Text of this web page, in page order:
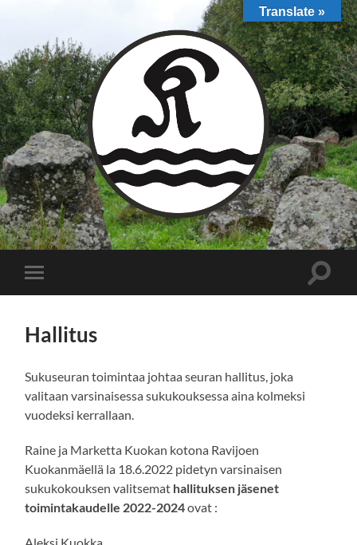
Toggle
mobile
Toggle
Hallitus
Sukuseuran toimintaa johtaa seuran hallitus, joka
valitaan varsinaisessa sukukouksessa aina kolmeksi
vuodeksi kerrallaan.
Raine ja Marketta Kuokan kotona Ravijoen
Kuokanmäellä la 18.6.2022 pidetyn varsinaisen
sukukokouksen valitsemat hallituksen jäsenet
toimintakaudelle 2022-2024ovat :
Aleksi Kuokka
Translate »